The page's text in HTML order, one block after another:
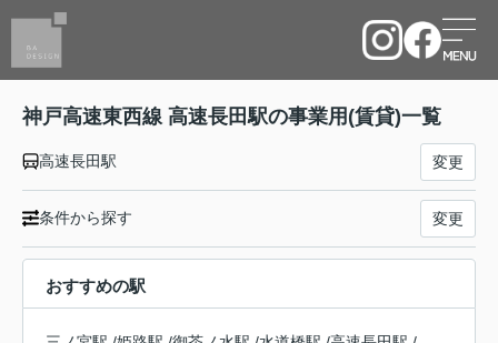
神戸高速東西線 高速長田駅の事業用(賃貸)一覧
高速長田駅 変更
条件から探す 変更
おすすめの駅